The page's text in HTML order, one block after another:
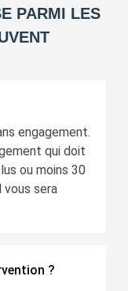
PARMI LES
engagement.
qui doit
ou moins 30
sera
?